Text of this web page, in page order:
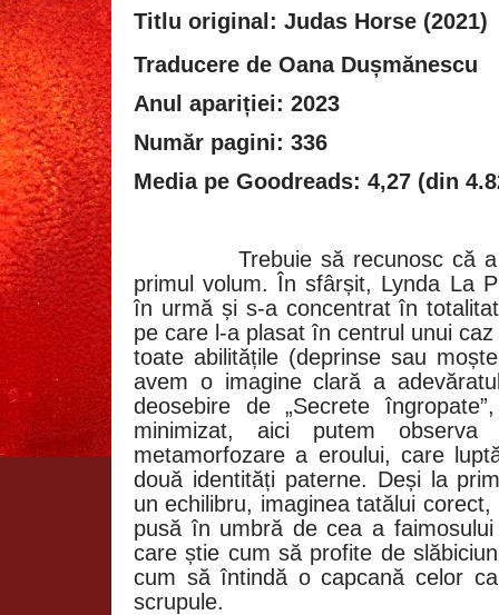
Titlu original: Judas Horse (2021)
Traducere de Oana Dușmănescu
Anul apariției: 2023
Număr pagini: 336
Media pe Goodreads: 4,27 (din
Trebuie să recunosc că
primul volum. În sfârșit, Lynda La
în urmă și s-a concentrat în
pe care l-a plasat în centrul unui
toate abilitățile (deprinse sau
avem o imagine clară a
deosebire de „Secrete
minimizat, aici putem
metamorfozare a eroului, care
două identități paterne. Deși la
un echilibru, imaginea tatălui
pusă în umbră de cea a
care știe cum să profite de
cum să întindă o capcană celor
scrupule.